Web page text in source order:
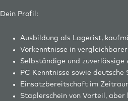
Dein Profil:
Ausbildung als Lagerist,
Vorkenntnisse in
Selbständige und zuverlässige
PC Kenntnisse sowie
Einsatzbereitschaft im
Staplerschein von Vorteil, aber